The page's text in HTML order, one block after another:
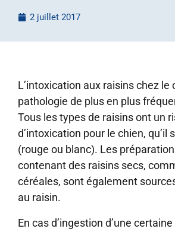
2 juillet 2017
L’intoxication aux raisins chez le
pathologie de plus en plus
Tous les types de raisins ont un
d’intoxication pour le chien, qu’il
(rouge ou blanc). Les
contenant des raisins secs,
céréales, sont également
au raisin.
En cas d’ingestion d’une